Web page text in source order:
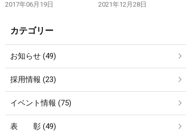
2017年06月19日 2021年12月28日
カテゴリー
お知らせ (49)
採用情報 (23)
イベント情報 (75)
表 彰 (49)